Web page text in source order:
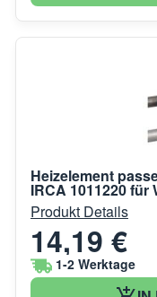
Heizelement
IRCA 1011220
Produkt Details
14,19 €
1-2 Werktage